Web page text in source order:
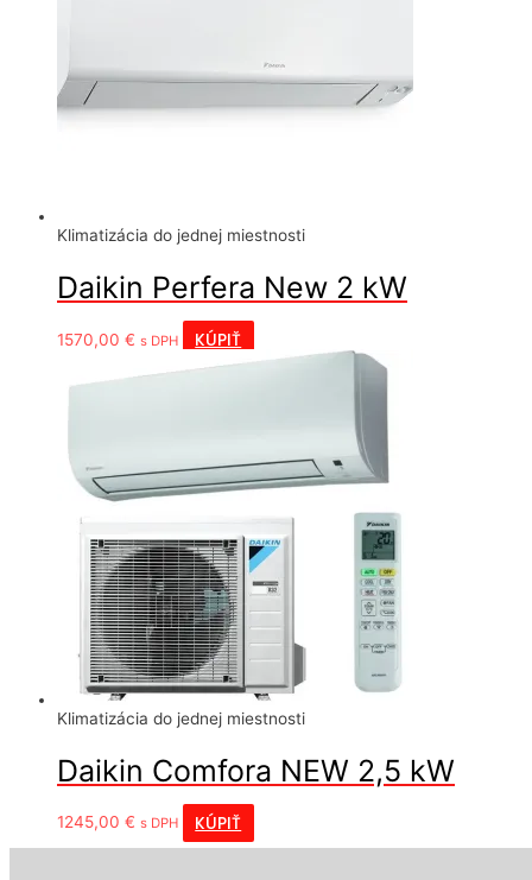
Klimatizácia do jednej miestnosti
Daikin Perfera New 2 kW
1570,00 € s DPH KÚPIŤ
Klimatizácia do jednej miestnosti
Daikin Comfora NEW 2,5 kW
1245,00 € s DPH KÚPIŤ